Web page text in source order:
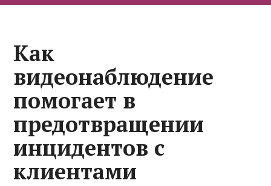
Как
видеонаблюдение
помогает в
предотвращении
инцидентов с
клиентами